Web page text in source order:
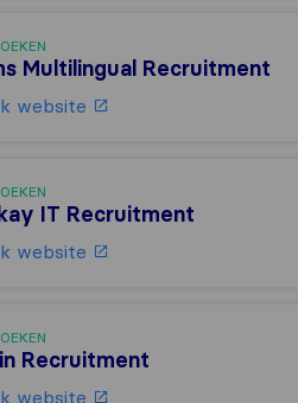
Multilingual Recruitment
website
IT Recruitment
website
Recruitment
website